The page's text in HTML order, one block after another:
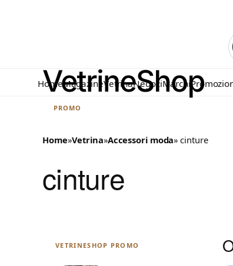
HomeMagazineVetrinaNegoziMarchi
PROMO
Home»Vetrina»Accessori moda» cinture
cinture
VETRINESHOP PROMO